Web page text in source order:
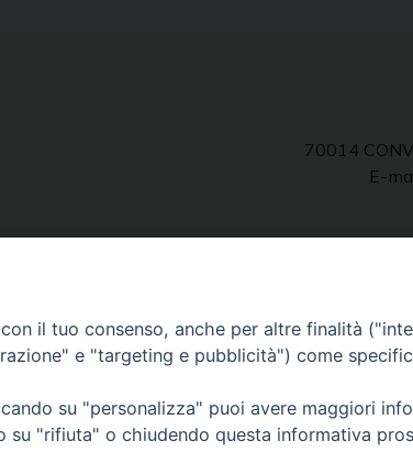
70014
E-
il tuo consenso, anche per altre finalità
e "targeting e pubblicità") come
su "personalizza" puoi avere maggiori
"rifiuta" o chiudendo questa informativa